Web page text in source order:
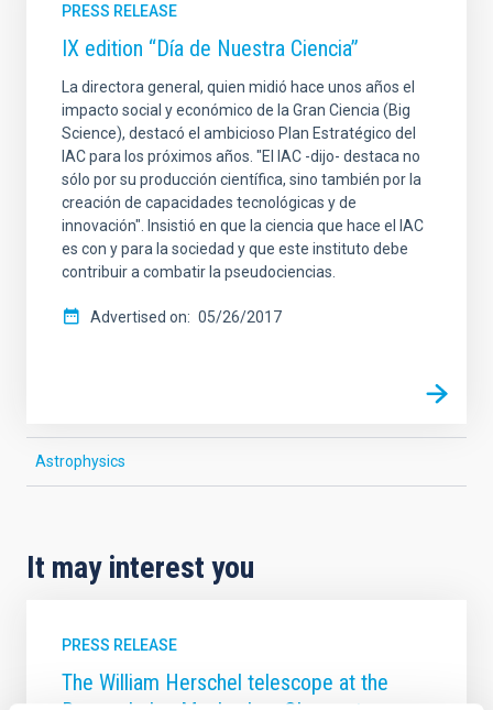
PRESS RELEASE
IX edition “Día de Nuestra Ciencia”
La directora general, quien midió hace unos años el
impacto social y económico de la Gran Ciencia (Big
Science), destacó el ambicioso Plan Estratégico del
IAC para los próximos años. "El IAC -dijo- destaca no
sólo por su producción científica, sino también por la
creación de capacidades tecnológicas y de
innovación". Insistió en que la ciencia que hace el IAC
es con y para la sociedad y que este instituto debe
contribuir a combatir la pseudociencias.
Advertised on 05/26/2017
Astrophysics
It may interest you
PRESS RELEASE
The William Herschel telescope at the